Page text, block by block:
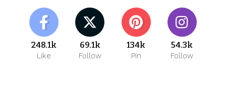
248.1k
Like
69.1k
Follow
134k
Pin
54.3k
Follow